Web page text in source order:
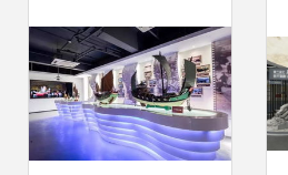
新服务